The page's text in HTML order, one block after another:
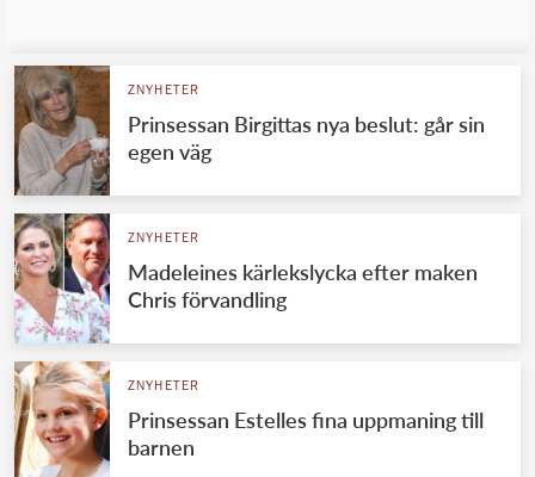
ZNYHETER
Prinsessan Birgittas nya beslut: går sin
egen väg
ZNYHETER
Madeleines kärlekslycka efter maken
Chris förvandling
ZNYHETER
Prinsessan Estelles fina uppmaning till
barnen